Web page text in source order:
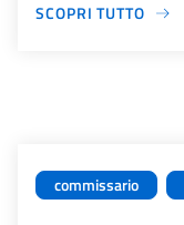
SCOPRI TUTTO
commissario